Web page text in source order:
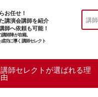
お任せ！
講演会講師を紹介
師へ依頼も可能！
師陣が在籍。
功に導く講師セレクト
講師セレクトが選ばれる理
由